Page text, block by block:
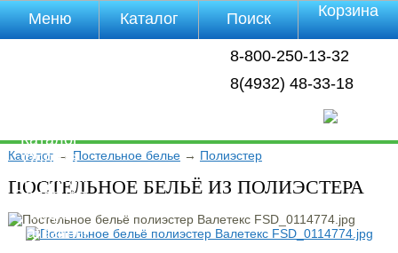
8-800-250-13-32
8(4932) 48-33-18
Каталог→ Постельное белье→ Полиэстер
ПОСТЕЛЬНОЕ БЕЛЬЁ ИЗ ПОЛИЭСТЕРА
Меню
Каталог
Оплата
Доставка
Полезная
инфа
Магазины
Каталог Поиск Корзина